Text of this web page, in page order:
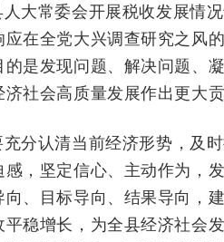
大常委会开展税收发展情
在全党大兴调查研究之风
的是发现问题、解决问题、
社会高质量发展作出更大贡
分认清当前经济形势，及
，坚定信心、主动作为，
、目标导向、结果导向，
稳增长，为全县经济社会